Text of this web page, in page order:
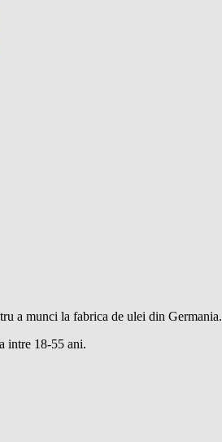
a munci la fabrica de ulei din Germania.
intre 18-55 ani.